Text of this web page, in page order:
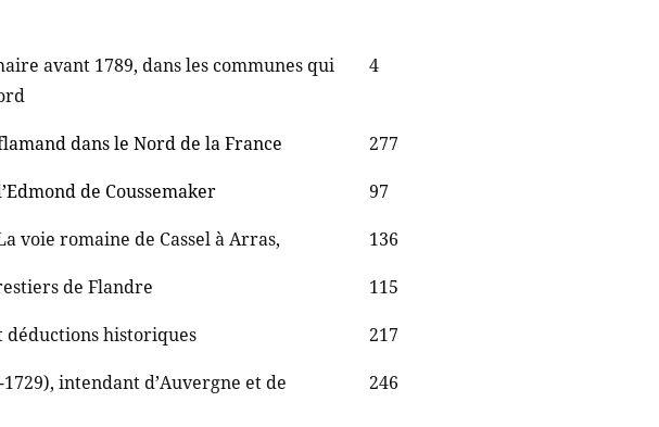
avant 1789, dans les communes qui
4
dans le Nord de la France
277
de Coussemaker
97
voie romaine de Cassel à Arras,
136
de Flandre
115
déductions historiques
217
intendant d’Auvergne et de
246